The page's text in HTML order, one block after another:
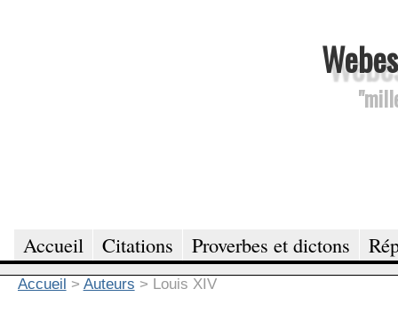
Accueil Citations Proverbes et dictons
Accueil > Auteurs > Louis XIV